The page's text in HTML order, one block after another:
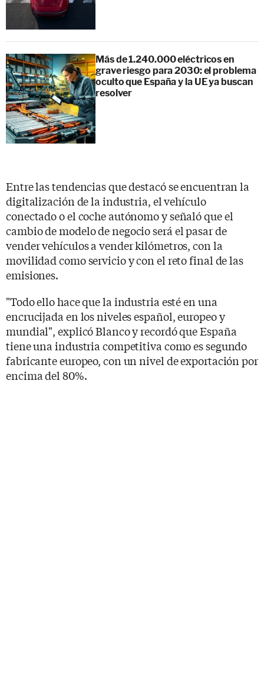
Más de 1.240.000 eléctricos en
grave riesgo para 2030: el problema
oculto que España y la UE ya buscan
resolver
Entre las tendencias que destacó se encuentran la
digitalización de la industria, el vehículo
conectado o el coche autónomo y señaló que el
cambio de modelo de negocio será el pasar de
vender vehículos a vender kilómetros, con la
movilidad como servicio y con el reto final de las
emisiones.
"Todo ello hace que la industria esté en una
encrucijada en los niveles español, europeo y
mundial", explicó Blanco y recordó que España
tiene una industria competitiva como es segundo
fabricante europeo, con un nivel de exportación por
encima del 80%.